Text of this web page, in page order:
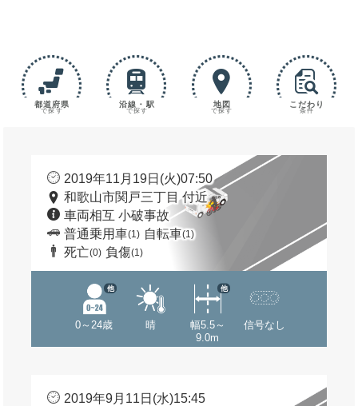
都道府県
で探す
沿線・駅
で探す
地図
で探す
こだわり
条件
2019年11月19日(火)07:50
和歌山市関戸三丁目 付近
車両相互 小破事故
普通乗用車(1) 自転車(1)
死亡(0) 負傷(1)
0～24歳
他
晴
幅5.5～
9.0m
他
信号なし
2019年9月11日(水)15:45